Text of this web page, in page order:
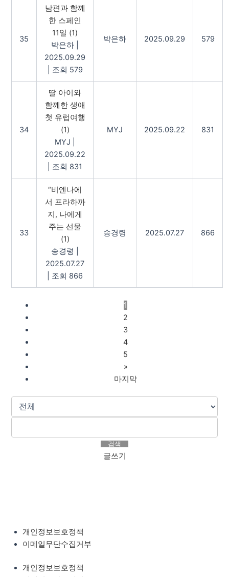
35
남편과 함께
한 스페인
11일 (1)
박은하
2025.09.29
조회 579
박은하 2025.09.29 579
34
딸 아이와
함께한 생애
첫 유럽여행
(1)
MYJ
2025.09.22
조회 831
MYJ 2025.09.22 831
33
“비엔나에
서 프라하까
지, 나에게
주는 선물
(1)
송경령
2025.07.27
조회 866
송경령 2025.07.27 866
1
2
3
4
5
»
마지막
검색
글쓰기
개인정보보호정책
이메일무단수집거부
개인정보보호정책